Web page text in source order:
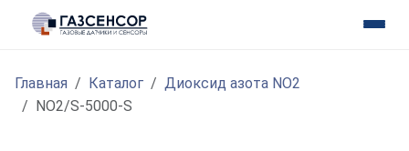
Главная Каталог
Диоксид азота NO2
NO2/S-5000-S